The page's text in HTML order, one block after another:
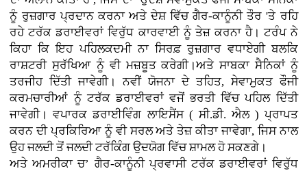
ਨੂੰ ਰੁਜ਼ਗਾਰ ਪ੍ਰਦਾਨ ਕਰਨਾ ਅਤੇ ਦੇਸ਼ ਵਿੱਚ ਗੈਰ-ਕਾਨੂੰਨੀ ਤੌਰ 'ਤੇ ਰਹਿ
ਰਹੇ ਟਰੱਕ ਡਰਾਈਵਰਾਂ ਵਿਰੁੱਧ ਕਾਰਵਾਈ ਨੂੰ ਤੇਜ਼ ਕਰਨਾ ਹੈ। ਟਰੰਪ ਨੇ
ਕਿਹਾ ਕਿ ਇਹ ਪਹਿਲਕਦਮੀ ਨਾ ਸਿਰਫ਼ ਰੁਜ਼ਗਾਰ ਵਧਾਏਗੀ ਬਲਕਿ
ਰਾਸ਼ਟਰੀ ਸੁਰੱਖਿਆ ਨੂੰ ਵੀ ਮਜ਼ਬੂਤ ​​ਕਰੇਗੀ।ਅਤੇ ਸਾਬਕਾ ਸੈਨਿਕਾਂ ਨੂੰ
ਤਰਜੀਹ ਦਿੱਤੀ ਜਾਵੇਗੀ। ਨਵੀਂ ਯੋਜਨਾ ਦੇ ਤਹਿਤ, ਸੇਵਾਮੁਕਤ ਫੌਜੀ
ਕਰਮਚਾਰੀਆਂ ਨੂੰ ਟਰੱਕ ਡਰਾਈਵਰਾਂ ਵਜੋਂ ਭਰਤੀ ਵਿੱਚ ਪਹਿਲ ਦਿੱਤੀ
ਜਾਵੇਗੀ। ਵਪਾਰਕ ਡਰਾਈਵਿੰਗ ਲਾਇਸੈਂਸ ( ਸੀ.ਡੀ. ਐਲ ) ਪ੍ਰਾਪਤ
ਕਰਨ ਦੀ ਪ੍ਰਕਿਰਿਆ ਨੂੰ ਵੀ ਸਰਲ ਅਤੇ ਤੇਜ਼ ਕੀਤਾ ਜਾਵੇਗਾ, ਜਿਸ ਨਾਲ
ਉਹ ਜਲਦੀ ਤੋਂ ਜਲਦੀ ਟਰੱਕਿੰਗ ਉਦਯੋਗ ਵਿੱਚ ਸ਼ਾਮਲ ਹੋ ਸਕਣਗੇ।
ਅਤੇ ਅਮਰੀਕਾ ਚ’ ਗੈਰ-ਕਾਨੂੰਨੀ ਪ੍ਰਵਾਸੀ ਟਰੱਕ ਡਰਾਈਵਰਾਂ ਵਿਰੁੱਧ